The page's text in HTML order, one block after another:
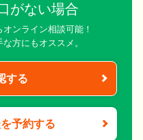
がない場合
ンライン相談可能！
方にもオススメ。
する
予約する